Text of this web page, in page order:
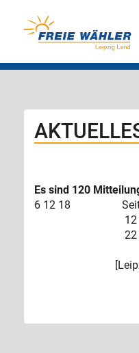
Es sind 120
6 12 18
12
22
[